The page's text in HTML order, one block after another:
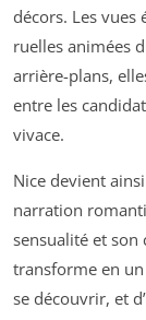
décors. Les vues
ruelles animées
arrière-plans,
entre les
vivace.
Nice devient
narration
sensualité et son
transforme en un
se découvrir, et